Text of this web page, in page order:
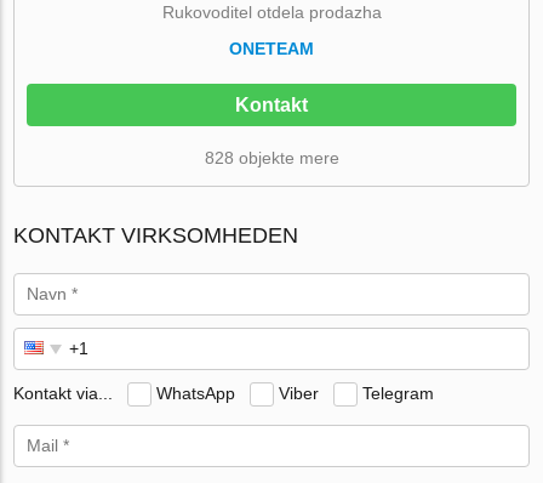
Rukovoditel otdela prodazha
ONETEAM
Kontakt
828 objekte mere
KONTAKT VIRKSOMHEDEN
Kontakt via... WhatsApp Viber Telegram